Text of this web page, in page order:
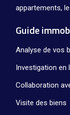
appartements,
Guide
Analyse de vos
Investigation en
Collaboration
Visite des biens